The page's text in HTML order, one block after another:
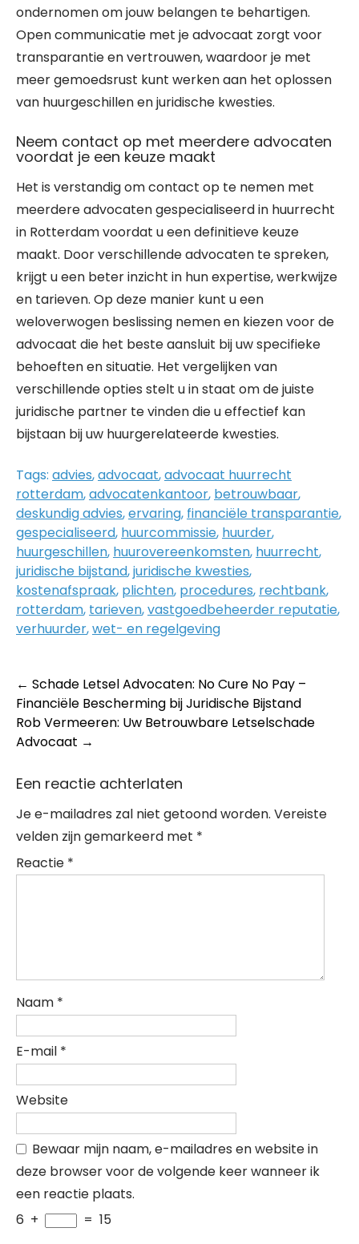
ondernomen om jouw belangen te behartigen.
Open communicatie met je advocaat zorgt voor
transparantie en vertrouwen, waardoor je met
meer gemoedsrust kunt werken aan het oplossen
van huurgeschillen en juridische kwesties.
Neem contact op met meerdere advocaten
voordat je een keuze maakt
Het is verstandig om contact op te nemen met
meerdere advocaten gespecialiseerd in huurrecht
in Rotterdam voordat u een definitieve keuze
maakt. Door verschillende advocaten te spreken,
krijgt u een beter inzicht in hun expertise, werkwijze
en tarieven. Op deze manier kunt u een
weloverwogen beslissing nemen en kiezen voor de
advocaat die het beste aansluit bij uw specifieke
behoeften en situatie. Het vergelijken van
verschillende opties stelt u in staat om de juiste
juridische partner te vinden die u effectief kan
bijstaan bij uw huurgerelateerde kwesties.
Tags: advies,advocaat,advocaat huurrecht
rotterdam,advocatenkantoor, betrouwbaar,
deskundig advies,ervaring, financiële transparantie,
gespecialiseerd, huurcommissie, huurder,
huurgeschillen, huurovereenkomsten, huurrecht,
juridische bijstand,juridische kwesties,
kostenafspraak, plichten, procedures, rechtbank,
rotterdam, tarieven,vastgoedbeheerder reputatie,
verhuurder,wet- en regelgeving
Post
navigation
← Schade Letsel Advocaten: No Cure No Pay –
Financiële Bescherming bij Juridische Bijstand
Rob Vermeeren: Uw Betrouwbare Letselschade
Advocaat →
Een reactie achterlaten
Je e-mailadres zal niet getoond worden. Vereiste
velden zijn gemarkeerd met *
Reactie *
Naam *
E-mail *
Website
Bewaar mijn naam, e-mailadres en website in
deze browser voor de volgende keer wanneer ik
een reactie plaats.
6 + = 15